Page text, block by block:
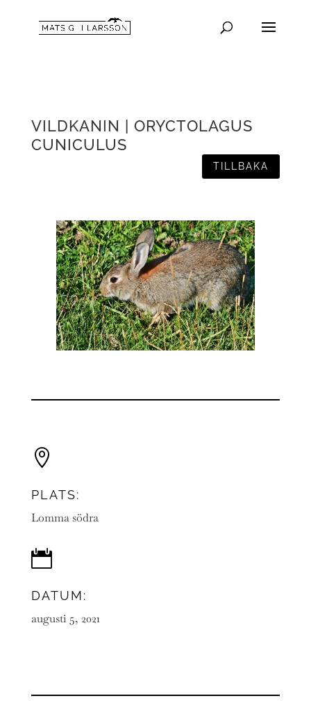
VILDKANIN | ORYCTOLAGUS
CUNICULUS
TILLBAKA

PLATS:
Lomma södra

DATUM:
augusti 5, 2021